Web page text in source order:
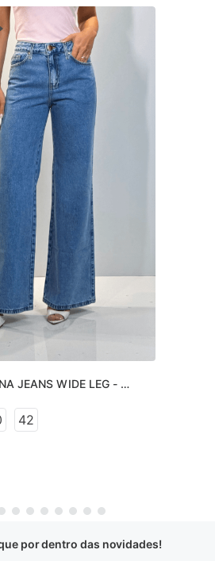
JEANS WIDE LEG -
42
por dentro das novidades!